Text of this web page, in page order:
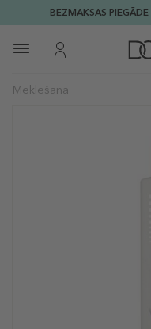
BEZMAKSAS